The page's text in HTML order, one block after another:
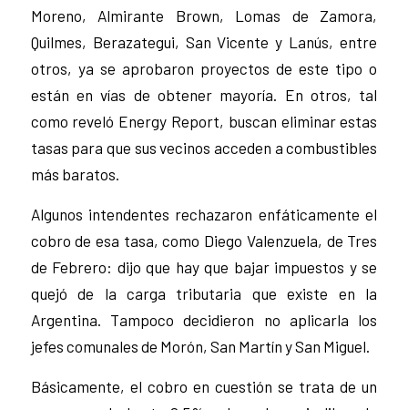
Moreno, Almirante Brown, Lomas de Zamora,
Quilmes, Berazategui, San Vicente y Lanús, entre
otros, ya se aprobaron proyectos de este tipo o
están en vías de obtener mayoría. En otros, tal
como reveló Energy Report, buscan eliminar estas
tasas para que sus vecinos acceden a combustibles
más baratos.
Algunos intendentes rechazaron enfáticamente el
cobro de esa tasa, como Diego Valenzuela, de Tres
de Febrero: dijo que hay que bajar impuestos y se
quejó de la carga tributaria que existe en la
Argentina. Tampoco decidieron no aplicarla los
jefes comunales de Morón, San Martín y San Miguel.
Básicamente, el cobro en cuestión se trata de un